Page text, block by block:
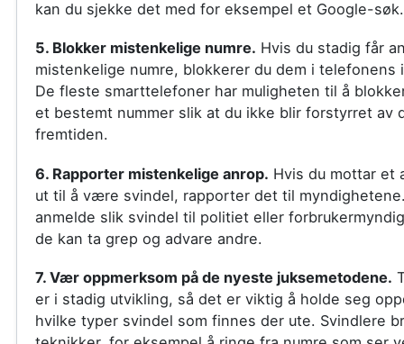
kan du sjekke det med for eksempel et Google-søk.
5. Blokker mistenkelige numre. Hvis du stadig får
mistenkelige numre, blokkerer du dem i telefonens
De fleste smarttelefoner har muligheten til å
et bestemt nummer slik at du ikke blir forstyrret av
fremtiden.
6. Rapporter mistenkelige anrop. Hvis du mottar et
ut til å være svindel, rapporter det til
anmelde slik svindel til politiet eller
de kan ta grep og advare andre.
7. Vær oppmerksom på de nyeste juksemetodene.
er i stadig utvikling, så det er viktig å holde seg
hvilke typer svindel som finnes der ute. Svindlere